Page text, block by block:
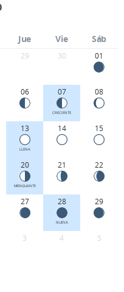
Jue Vie Sáb
29 30 01
06 07
CRECIENTE
08
13
LLENA
14 15
20
MENGUANTE
21 22
27 28
NUEVA
29
3 4 5